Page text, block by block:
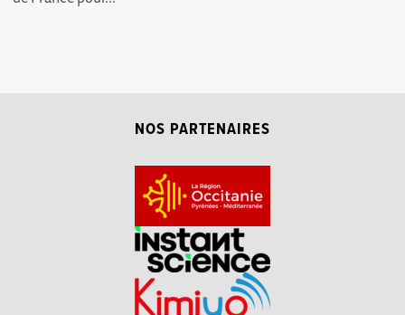
NOS PARTENAIRES